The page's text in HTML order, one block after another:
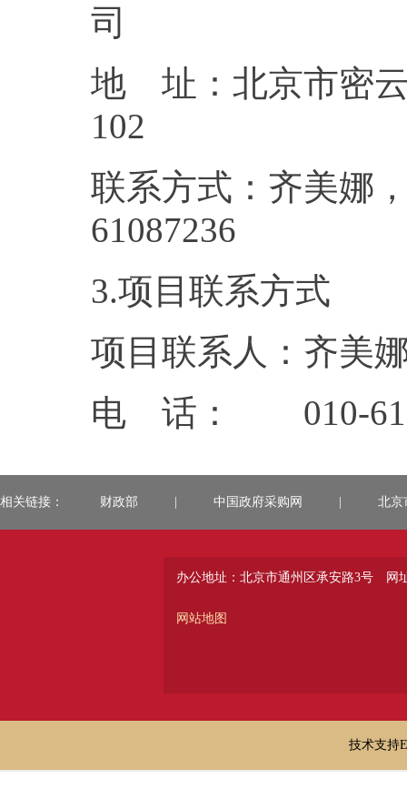
地 址：北京市密
联系方式：齐美娜
3.项目联系方式
项目联系人：齐美
电 话： 010-
相关链接： 财政部 中国政府采购网 北京
办公地址：北京市通州区承安路3号
网站地图
网
技术支持